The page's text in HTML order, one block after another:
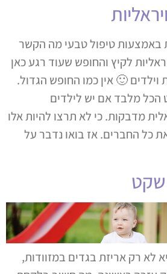
באמצעות טיפול טבעי מה הקשר
לקיץ והחופש שעוד רגע כאן
וילדים 🙂 אין כמו החופש הגדול.
מלבד אם יש לילדים
מדבקות. כי לא תרצו להיות אלו
כל החברים. אז בואו נדבר על
רק אריזת בגדים במזוודות,